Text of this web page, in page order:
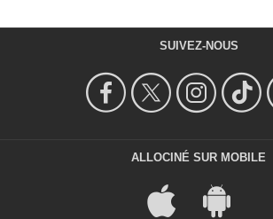
SUIVEZ-NOUS
ALLOCINÉ SUR MOBILE